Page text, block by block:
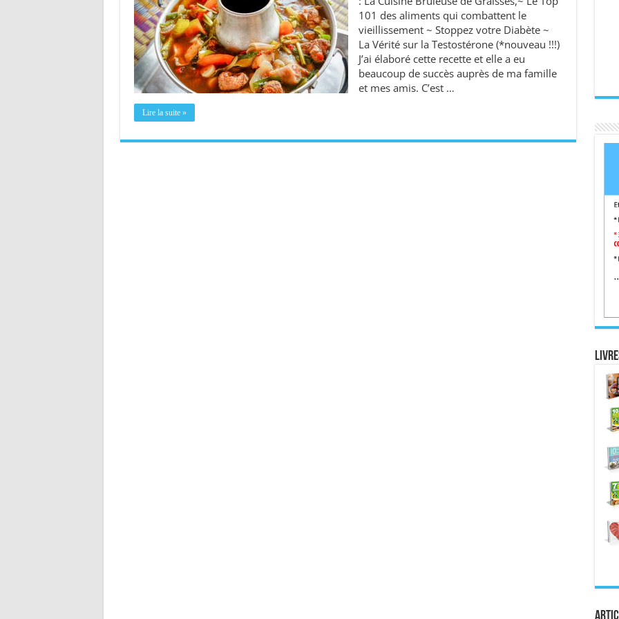
101 des aliments qui combattent le
vieillissement ~ Stoppez votre Diabète ~
La Vérité sur la Testostérone (*nouveau !!!)
J’ai élaboré cette recette et elle a eu
beaucoup de succès auprès de ma famille
et mes amis. C’est …
Lire la suite »